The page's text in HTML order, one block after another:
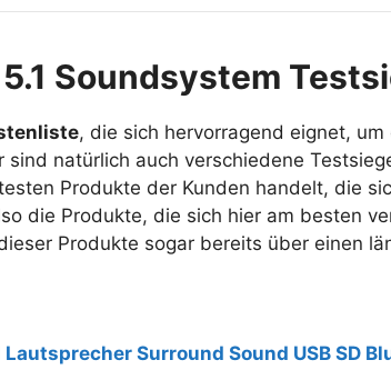
Soundsystem
, die sich hervorragend eignet,
natürlich auch verschiedene
Produkte der Kunden handelt, die
die Produkte, die sich hier am besten
Produkte sogar bereits über einen
Surround Sound USB SD